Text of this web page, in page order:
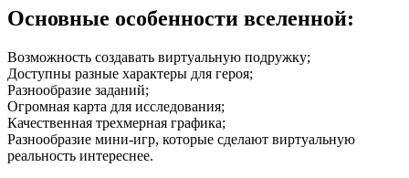
Основные особенности вселенной:
Возможность создавать виртуальную подружку;
Доступны разные характеры для героя;
Разнообразие заданий;
Огромная карта для исследования;
Качественная трехмерная графика;
Разнообразие мини-игр, которые сделают виртуальную
реальность интереснее.